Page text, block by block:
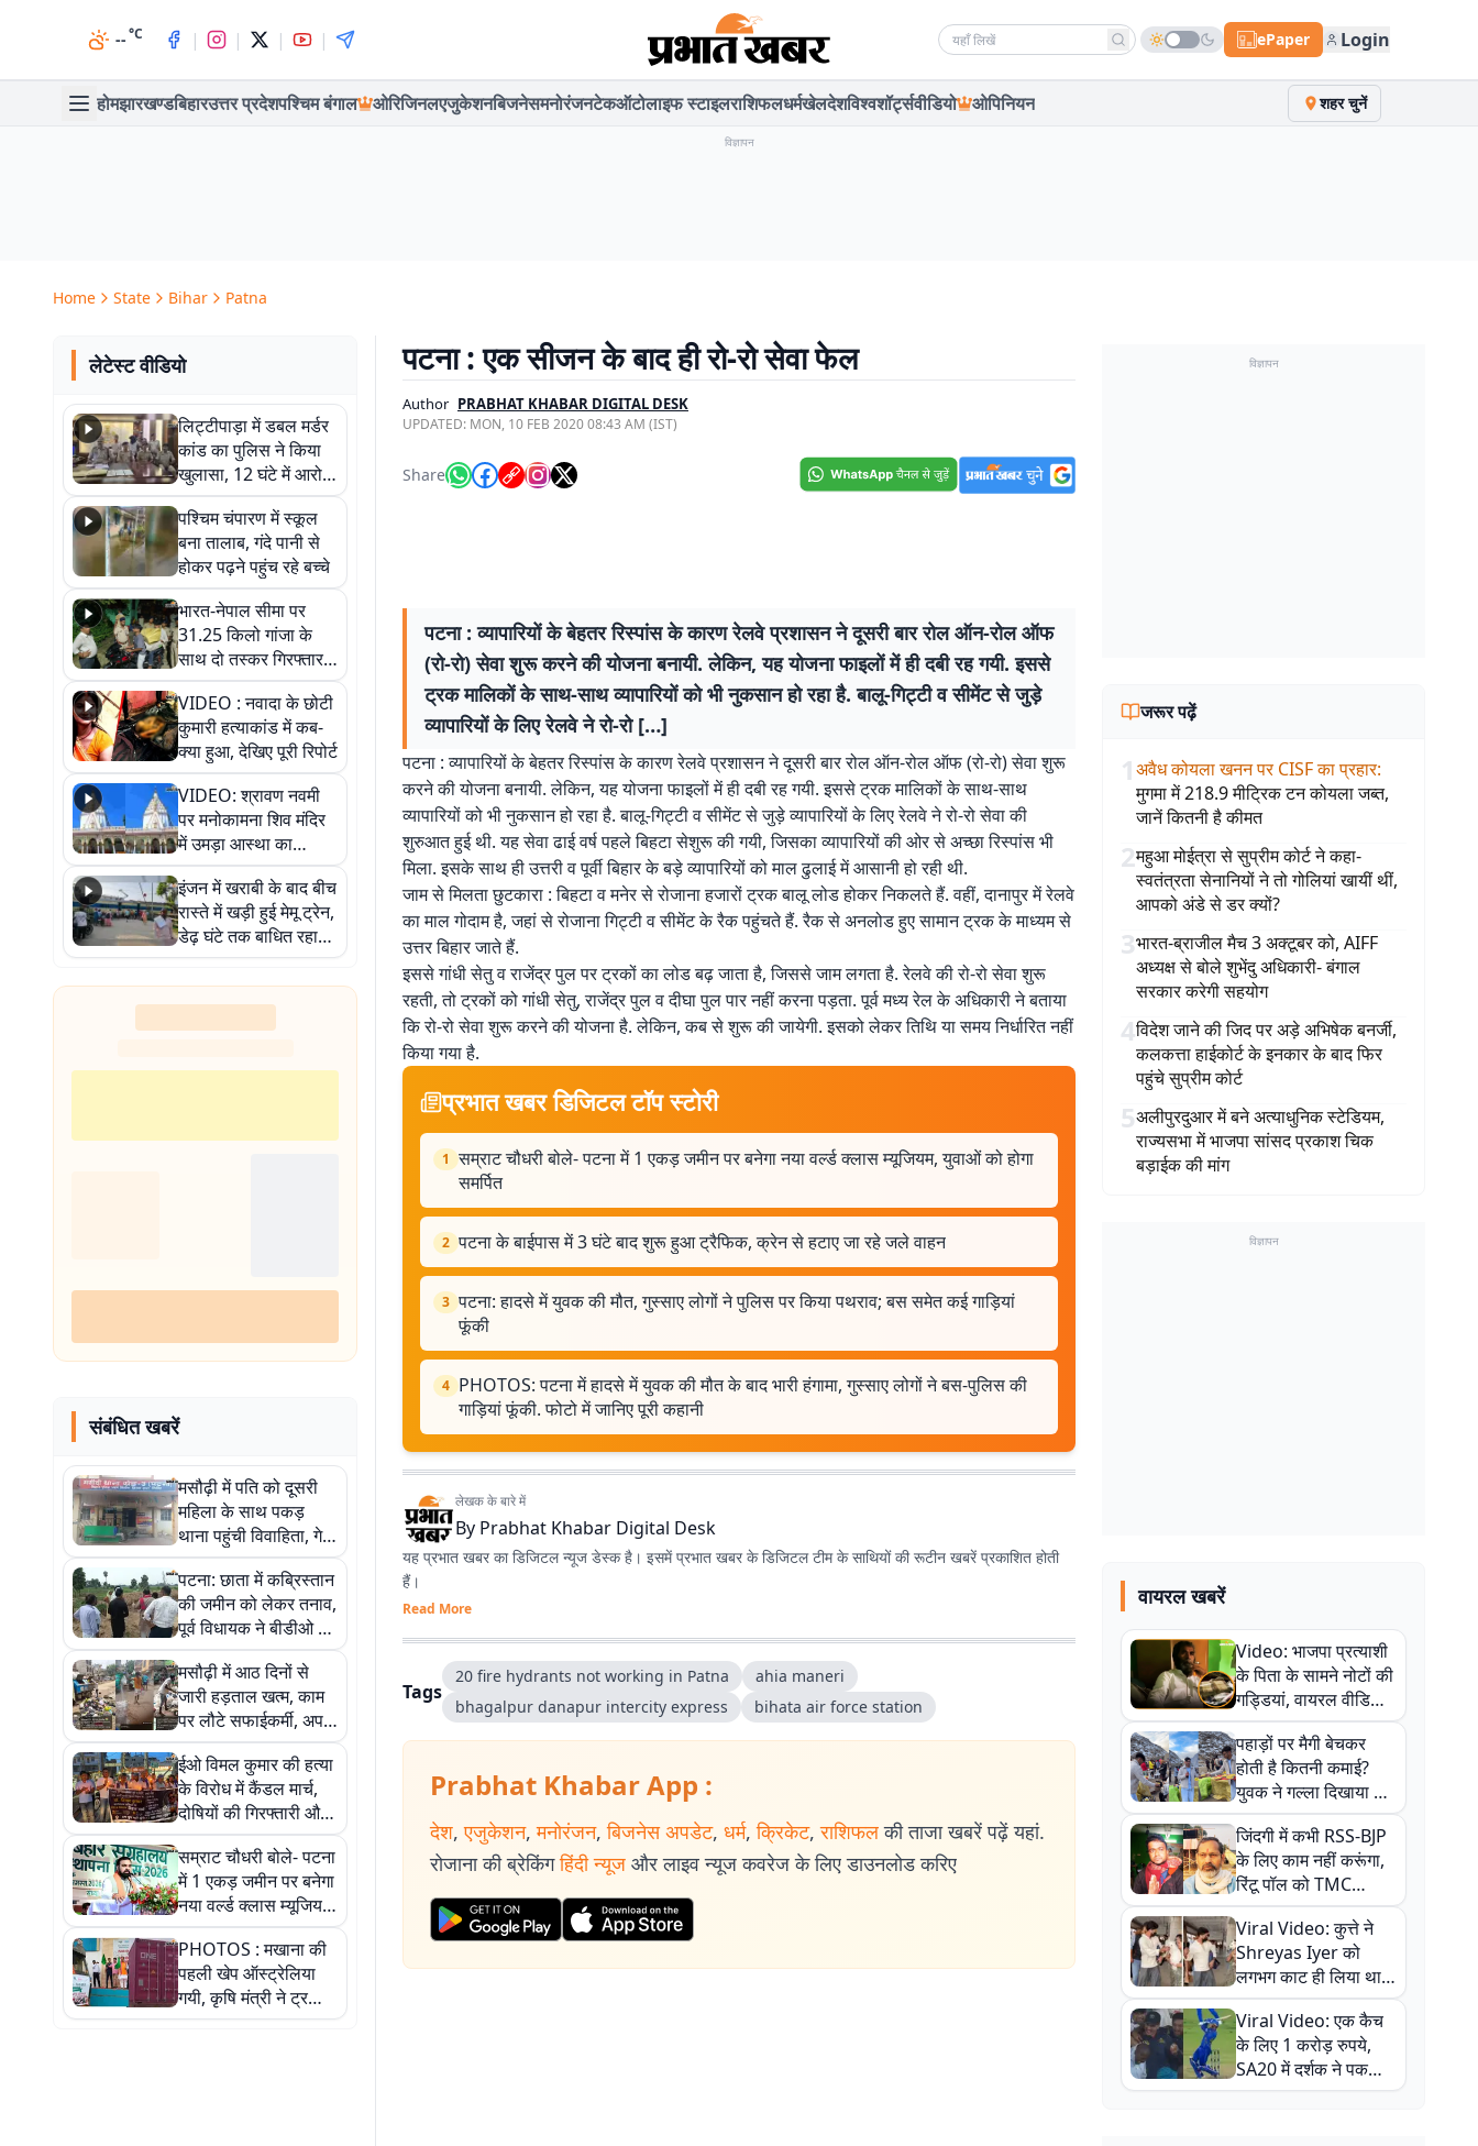
--°C | | | | Search news ePaper Login
होमझारखण्डबिहारउत्तर प्रदेशपश्चिम बंगाल ओरिजिनलएजुकेशनबिजनेसमनोरंजनटेकऑटोलाइफ स्टाइलराशिफलधर्मखेलदेशविश्वशॉर्ट्सवीडियो ओपिनियन शहर चुनें
विज्ञापन
Home State Bihar Patna
लेटेस्ट वीडियो
लिट्टीपाड़ा में डबल मर्डर
कांड का पुलिस ने किया
खुलासा, 12 घंटे में आरोपी
गिरफ्तार
पश्चिम चंपारण में स्कूल
बना तालाब, गंदे पानी से
होकर पढ़ने पहुंच रहे बच्चे
भारत-नेपाल सीमा पर
31.25 किलो गांजा के
साथ दो तस्कर गिरफ्तार,
नेपाली नंबर की बाइक
जब्त
VIDEO : नवादा के छोटी
कुमारी हत्याकांड में कब-
क्या हुआ, देखिए पूरी रिपोर्ट
VIDEO: श्रावण नवमी
पर मनोकामना शिव मंदिर
में उमड़ा आस्था का
सैलाब, हर-हर महादेव के
जयघोष से गूंजा परिसर
इंजन में खराबी के बाद बीच
रास्ते में खड़ी हुई मेमू ट्रेन,
डेढ़ घंटे तक बाधित रहा
आवागमन
संबंधित खबरें
मसौढ़ी में पति को दूसरी
महिला के साथ पकड़
थाना पहुंची विवाहिता, गेट
पर ही पति-पत्नी में मारपीट
पटना: छाता में कब्रिस्तान
की जमीन को लेकर तनाव,
पूर्व विधायक ने बीडीओ पर
लगाए गंभीर आरोप
मसौढ़ी में आठ दिनों से
जारी हड़ताल खत्म, काम
पर लौटे सफाईकर्मी, अपनी
मांगों को लेकर धरना दे रहे
थे
ईओ विमल कुमार की हत्या
के विरोध में कैंडल मार्च,
दोषियों की गिरफ्तारी और
मुआवजा समेत सरकारी
नौकरी की मांग
सम्राट चौधरी बोले- पटना
में 1 एकड़ जमीन पर बनेगा
नया वर्ल्ड क्लास म्यूजियम,
युवाओं को होगा समर्पित
PHOTOS : मखाना की
पहली खेप ऑस्ट्रेलिया
गयी, कृषि मंत्री ने ट्रकों
को किया रवाना, पांच
पटना : एक सीजन के बाद ही रो-रो सेवा फेल
Author PRABHAT KHABAR DIGITAL DESK
UPDATED: MON, 10 FEB 2020 08:43 AM (IST)
Share
पटना : व्यापारियों के बेहतर रिस्पांस के कारण रेलवे प्रशासन ने दूसरी बार रोल ऑन-रोल ऑफ
(रो-रो) सेवा शुरू करने की योजना बनायी. लेकिन, यह योजना फाइलों में ही दबी रह गयी. इससे
ट्रक मालिकों के साथ-साथ व्यापारियों को भी नुकसान हो रहा है. बालू-गिट्टी व सीमेंट से जुड़े
व्यापारियों के लिए रेलवे ने रो-रो […]
पटना : व्यापारियों के बेहतर रिस्पांस के कारण रेलवे प्रशासन ने दूसरी बार रोल ऑन-रोल ऑफ (रो-रो) सेवा शुरू
करने की योजना बनायी. लेकिन, यह योजना फाइलों में ही दबी रह गयी. इससे ट्रक मालिकों के साथ-साथ
व्यापारियों को भी नुकसान हो रहा है. बालू-गिट्टी व सीमेंट से जुड़े व्यापारियों के लिए रेलवे ने रो-रो सेवा की
शुरुआत हुई थी. यह सेवा ढाई वर्ष पहले बिहटा सेशुरू की गयी, जिसका व्यापारियों की ओर से अच्छा रिस्पांस भी
मिला. इसके साथ ही उत्तरी व पूर्वी बिहार के बड़े व्यापारियों को माल ढुलाई में आसानी हो रही थी.
जाम से मिलता छुटकारा : बिहटा व मनेर से रोजाना हजारों ट्रक बालू लोड होकर निकलते हैं. वहीं, दानापुर में रेलवे
का माल गोदाम है, जहां से रोजाना गिट्टी व सीमेंट के रैक पहुंचते हैं. रैक से अनलोड हुए सामान ट्रक के माध्यम से
उत्तर बिहार जाते हैं.
इससे गांधी सेतु व राजेंद्र पुल पर ट्रकों का लोड बढ़ जाता है, जिससे जाम लगता है. रेलवे की रो-रो सेवा शुरू
रहती, तो ट्रकों को गांधी सेतु, राजेंद्र पुल व दीघा पुल पार नहीं करना पड़ता. पूर्व मध्य रेल के अधिकारी ने बताया
कि रो-रो सेवा शुरू करने की योजना है. लेकिन, कब से शुरू की जायेगी. इसको लेकर तिथि या समय निर्धारित नहीं
किया गया है.
प्रभात खबर डिजिटल टॉप स्टोरी
1 सम्राट चौधरी बोले- पटना में 1 एकड़ जमीन पर बनेगा नया वर्ल्ड क्लास म्यूजियम, युवाओं को होगा
समर्पित
2 पटना के बाईपास में 3 घंटे बाद शुरू हुआ ट्रैफिक, क्रेन से हटाए जा रहे जले वाहन
3 पटना: हादसे में युवक की मौत, गुस्साए लोगों ने पुलिस पर किया पथराव; बस समेत कई गाड़ियां
फूंकी
4 PHOTOS: पटना में हादसे में युवक की मौत के बाद भारी हंगामा, गुस्साए लोगों ने बस-पुलिस की
गाड़ियां फूंकी. फोटो में जानिए पूरी कहानी
लेखक के बारे में
By Prabhat Khabar Digital Desk
यह प्रभात खबर का डिजिटल न्यूज डेस्क है। इसमें प्रभात खबर के डिजिटल टीम के साथियों की रूटीन खबरें प्रकाशित होती
हैं।
Read More
Tags
20 fire hydrants not working in Patna
ahia maneri
bhagalpur danapur intercity express
bihata air force station
Prabhat Khabar App :
देश, एजुकेशन, मनोरंजन, बिजनेस अपडेट, धर्म, क्रिकेट, राशिफल की ताजा खबरें पढ़ें यहां.
रोजाना की ब्रेकिंग हिंदी न्यूज और लाइव न्यूज कवरेज के लिए डाउनलोड करिए
विज्ञापन
जरूर पढ़ें
1अवैध कोयला खनन पर CISF का प्रहार:
मुगमा में 218.9 मीट्रिक टन कोयला जब्त,
जानें कितनी है कीमत
2महुआ मोईत्रा से सुप्रीम कोर्ट ने कहा-
स्वतंत्रता सेनानियों ने तो गोलियां खायीं थीं,
आपको अंडे से डर क्यों?
3भारत-ब्राजील मैच 3 अक्टूबर को, AIFF
अध्यक्ष से बोले शुभेंदु अधिकारी- बंगाल
सरकार करेगी सहयोग
4विदेश जाने की जिद पर अड़े अभिषेक बनर्जी,
कलकत्ता हाईकोर्ट के इनकार के बाद फिर
पहुंचे सुप्रीम कोर्ट
5अलीपुरदुआर में बने अत्याधुनिक स्टेडियम,
राज्यसभा में भाजपा सांसद प्रकाश चिक
बड़ाईक की मांग
विज्ञापन
वायरल खबरें
Video: भाजपा प्रत्याशी
के पिता के सामने नोटों की
गड्डियां, वायरल वीडियो
से राजनीति में उबाल,
अजित महतो बोले- TMC
की गंदी चाल
पहाड़ों पर मैगी बेचकर
होती है कितनी कमाई?
युवक ने गल्ला दिखाया तो
नौकरी वालों के खड़े हो गए
कान
जिंदगी में कभी RSS-BJP
के लिए काम नहीं करूंगा,
रिंटू पॉल को TMC
ऑफिस में ले जाकर पीटा,
Video वायरल
Viral Video: कुत्ते ने
Shreyas Iyer को
लगभग काट ही लिया था,
न्यूजीलैंड सीरीज से पहले
बाल-बाल बचे
Viral Video: एक कैच
के लिए 1 करोड़ रुपये,
SA20 में दर्शक ने पकड़ा
एक हाथ से गजब का कैच